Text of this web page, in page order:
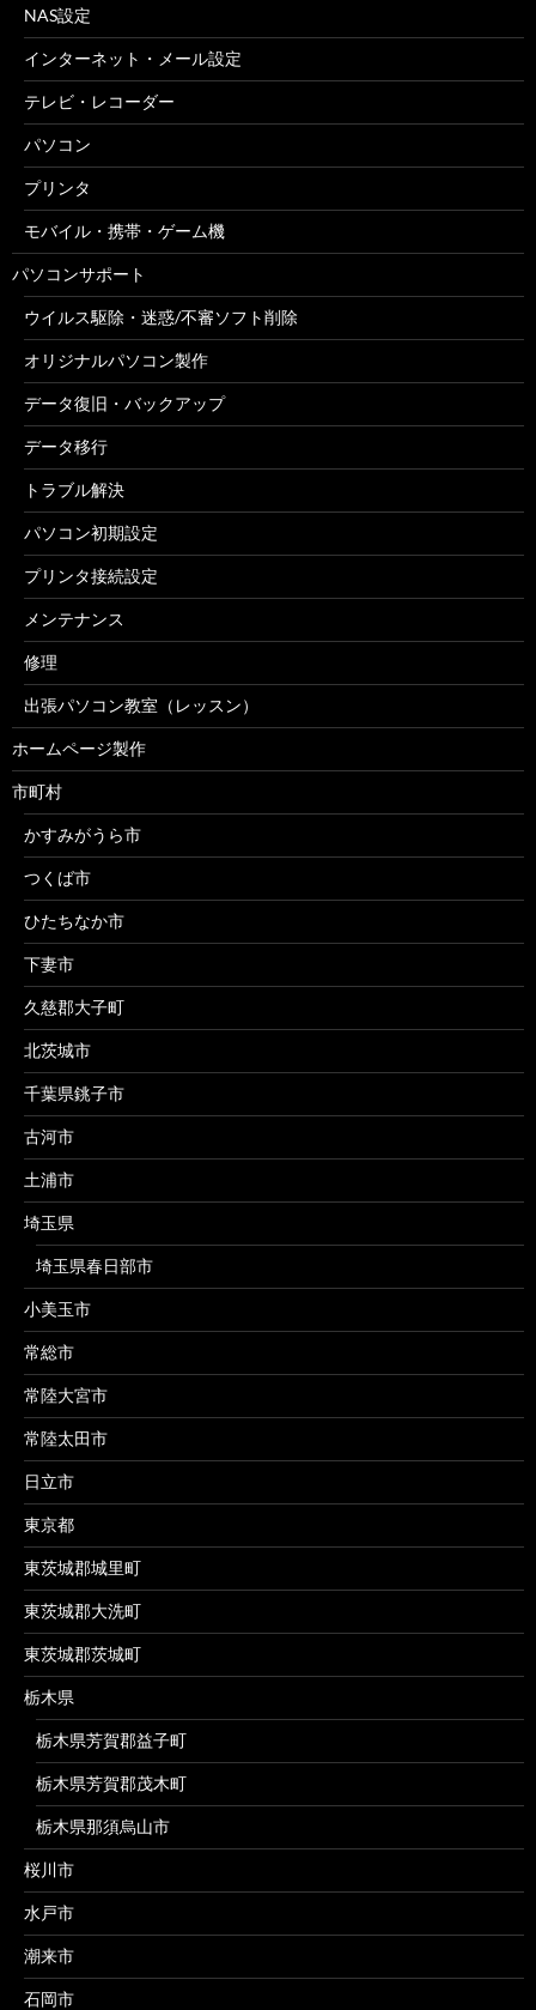
NAS設定
インターネット・メール設定
テレビ・レコーダー
パソコン
プリンタ
モバイル・携帯・ゲーム機
パソコンサポート
ウイルス駆除・迷惑/不審ソフト削除
オリジナルパソコン製作
データ復旧・バックアップ
データ移行
トラブル解決
パソコン初期設定
プリンタ接続設定
メンテナンス
修理
出張パソコン教室（レッスン）
ホームページ製作
市町村
かすみがうら市
つくば市
ひたちなか市
下妻市
久慈郡大子町
北茨城市
千葉県銚子市
古河市
土浦市
埼玉県
埼玉県春日部市
小美玉市
常総市
常陸大宮市
常陸太田市
日立市
東京都
東茨城郡城里町
東茨城郡大洗町
東茨城郡茨城町
栃木県
栃木県芳賀郡益子町
栃木県芳賀郡茂木町
栃木県那須烏山市
桜川市
水戸市
潮来市
石岡市